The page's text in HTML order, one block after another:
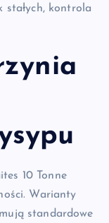
stałych, kontrola
10 Tonne
Warianty
standardowe